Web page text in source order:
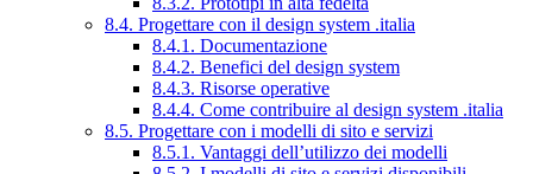
8.4. Progettare con il design system .italia
8.4.1. Documentazione
8.4.2. Benefici del design system
8.4.3. Risorse operative
8.4.4. Come contribuire al design system .italia
8.5. Progettare con i modelli di sito e servizi
8.5.1. Vantaggi dell’utilizzo dei modelli